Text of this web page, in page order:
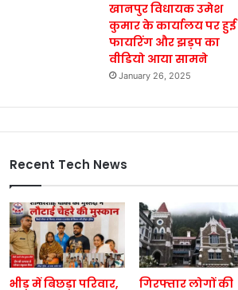
खानपुर विधायक उमेश
कुमार के कार्यालय पर हुई
फायरिंग और झड़प का
वीडियो आया सामने
January 26, 2025
Recent Tech News
भीड़ में बिछड़ा परिवार,
गिरफ्तार लोगों की